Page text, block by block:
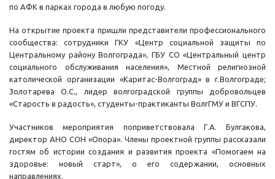
по АФК в парках города в любую погоду.
На открытие проекта пришли представители профессионального
сообщества: сотрудники ГКУ «Центр социальной защиты по
Центральному району Волгограда», ГБУ СО «Центральный центр
социального обслуживания населения», Местной религиозной
католической организации «Каритас-Волгоград» в г.Волгограде;
Золотарева О.С., лидер волгоградской группы добровольцев
«Старость в радость», студенты-практиканты ВолгГМУ и ВГСПУ.
Участников мероприятия поприветствовала Г.А. Булгакова,
директор АНО СОН «Опора». Члены проектной группы рассказали
гостям об истории создания и развития проекта «Помогаем на
здоровье: новый старт», о его содержании, основных
направлениях.